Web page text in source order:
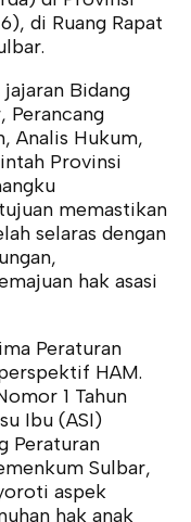
di Ruang Rapat
Bidang
Perancang
Analis Hukum,
Provinsi
memastikan
selaras dengan
hak asasi
Peraturan
HAM.
1 Tahun
Ibu (ASI)
Peraturan
Sulbar,
aspek
hak anak